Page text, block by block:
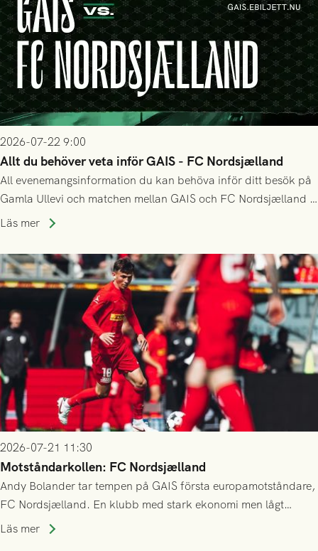
2026-07-22 9:00
Allt du behöver veta inför GAIS - FC Nordsjælland
All evenemangsinformation du kan behöva inför ditt besök på
Gamla Ullevi och matchen mellan GAIS och FC Nordsjælland i
kvalet till Conference League! Avspark kl 19.00 på torsdag
Läs mer
2026-07-21 11:30
Motståndarkollen: FC Nordsjælland
Andy Bolander tar tempen på GAIS första europamotståndare,
FC Nordsjælland. En klubb med stark ekonomi men lågt
publiksnitt, ett lag med både kollektiv styrka och individuell
Läs mer